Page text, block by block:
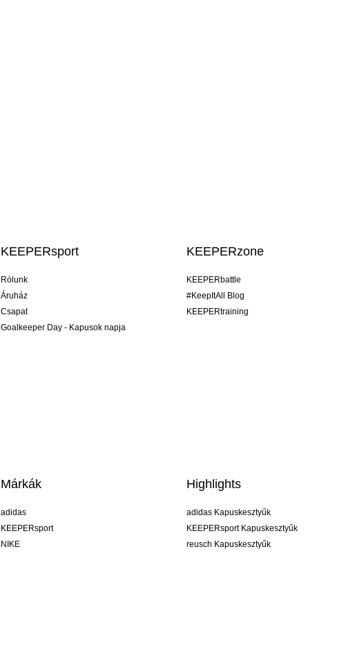
KEEPERsport
Rólunk
Áruház
Csapat
Goalkeeper Day - Kapusok napja
KEEPERzone
KEEPERbattle
#KeepItAll Blog
KEEPERtraining
Márkák
adidas
KEEPERsport
NIKE
Highlights
adidas Kapuskesztyűk
KEEPERsport Kapuskesztyűk
reusch Kapuskesztyűk